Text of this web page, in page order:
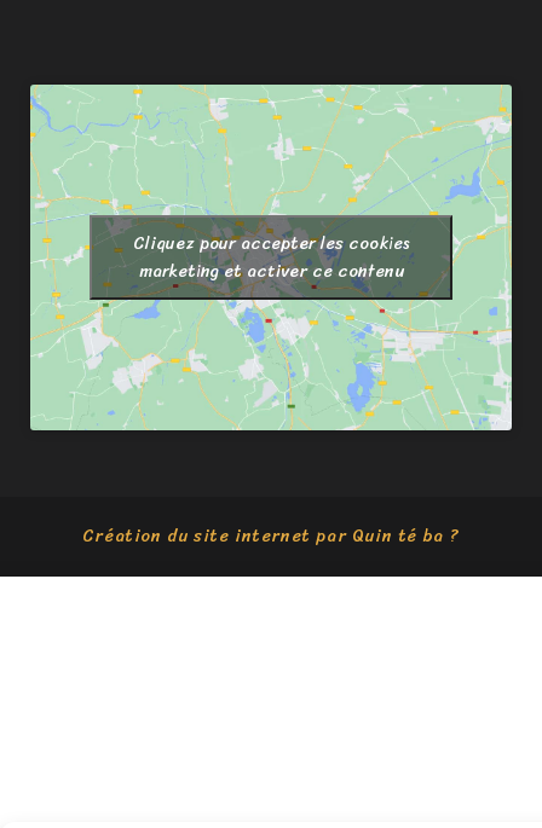
Cliquez pour accepter les cookies
marketing et activer ce contenu
Création du site internet par Quin té ba ?